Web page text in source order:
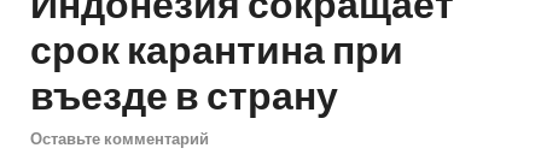
срок карантина при
въезде в страну
Оставьте комментарий